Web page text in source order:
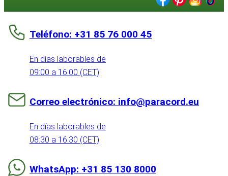
Teléfono: +31 85 76 000 45
En días laborables de
09:00 a 16:00 (CET)
Correo electrónico: info@paracord.eu
En días laborables de
08:30 a 16:30 (CET)
WhatsApp: +31 85 130 8000